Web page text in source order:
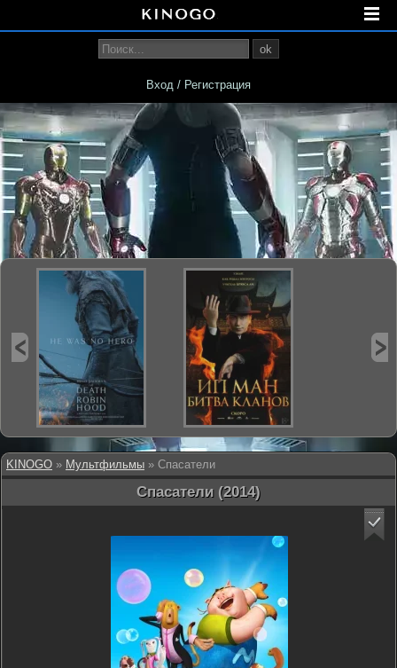
KINOGO » Мультфильмы » Спасатели
Спасатели (2014)
ok
Вход / Регистрация